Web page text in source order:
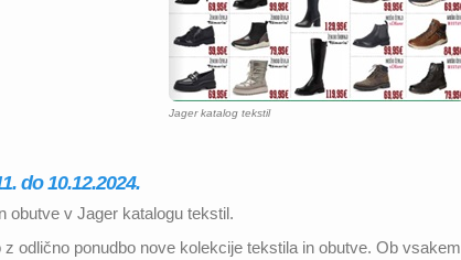
Jager katalog tekstil
do 10.12.2024.
obutve v Jager katalogu tekstil.
odlično ponudbo nove kolekcije tekstila in obutve. Ob vsakem